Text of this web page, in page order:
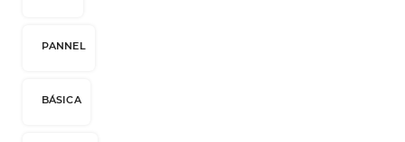
PANNEL
BÁSICA